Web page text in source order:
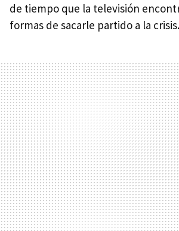
de tiempo que la televisión
formas de sacarle partido a la crisis.